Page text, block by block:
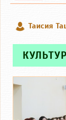
Таисия